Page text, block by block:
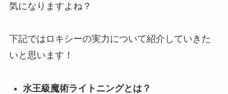
気になりますよね？
下記ではロキシーの実力について紹介していきた
いと思います！
水王級魔術ライトニングとは？